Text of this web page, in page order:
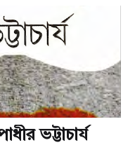
ভট্টাচার্য